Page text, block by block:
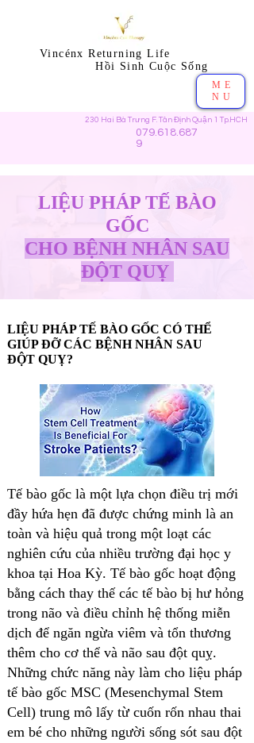
ME
NU
230 Hai Bà Trưng F. Tân Định Quận 1 Tp.HCH
079.618.687
9
Vincénx Returning Life
​ Hồi Sinh Cuộc Sống
​LIỆU PHÁP TẾ BÀO
GỐC
CHO BỆNH NHÂN SAU
ĐỘT QUỴ
LIỆU PHÁP TẾ BÀO GỐC CÓ THỂ
GIÚP ĐỠ CÁC BỆNH NHÂN SAU
ĐỘT QUỴ?
Tế bào gốc là một lựa chọn điều trị mới
đầy hứa hẹn đã được chứng minh là an
toàn và hiệu quả trong một loạt các
nghiên cứu của nhiều trường đại học y
khoa tại Hoa Kỳ. Tế bào gốc hoạt động
bằng cách thay thế các tế bào bị hư hỏng
trong não và điều chỉnh hệ thống miễn
dịch để ngăn ngừa viêm và tổn thương
thêm cho cơ thể và não sau đột quỵ.
Những chức năng này làm cho liệu pháp
tế bào gốc MSC (Mesenchymal Stem
Cell) trung mô lấy từ cuốn rốn nhau thai
em bé cho những người sống sót sau đột